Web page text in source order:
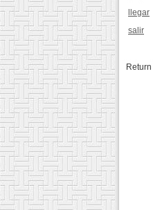
llegar
salir
Return